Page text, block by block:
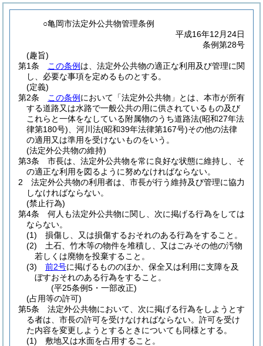
○亀岡市法定外公共物管理条例
平成16年12月24日
条例第28号
(趣旨)
第1条
この条例 は、法定外公共物の適正な利用及び管理に関
し、必要な事項を定めるものとする。
(定義)
第2条
この条例 において「法定外公共物」とは、本市が所有
する道路又は水路で一般公共の用に供されているもの及び
これらと一体をなしている附属物のうち道路法(昭和27年法
律第180号) 、河川法(昭和39年法律第167号)その他の法律
の適用又は準用を受けないものをいう。
(法定外公共物の維持)
第3条
市長は、法定外公共物を常に良好な状態に維持し、そ
の適正な利用を図るように努めなければならない。
2
法定外公共物の利用者は、市長が行う維持及び管理に協力
しなければならない。
(禁止行為)
第4条
何人も法定外公共物に関し、次に掲げる行為をしては
ならない。
(1)
損傷し、又は損傷するおそれのある行為をすること。
(2)
土石、竹木等の物件を堆積し、又はごみその他の汚物
若しくは廃物を投棄すること。
(3)
前2号に掲げるもののほか、保全又は利用に支障を及
ぼすおそれのある行為をすること。
(平25条例5・一部改正)
(占用等の許可)
第5条
法定外公共物において、次に掲げる行為をしようとす
る者は、市長の許可を受けなければならない。 許可を受け
た内容を変更しようとするときについても同様とする。
(1)
敷地又は水面を占用すること。